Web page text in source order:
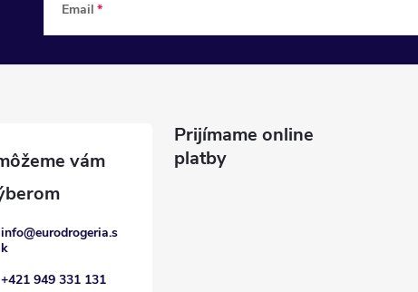
Email
info@eurodrogeria.s
k
+421 949 331 131
Prijímame online
platby